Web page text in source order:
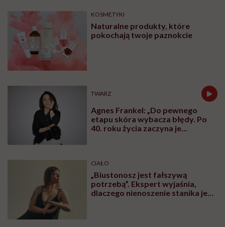
KOSMETYKI
Naturalne produkty, które
pokochają twoje paznokcie
TWARZ
Agnes Frankel: „Do pewnego
etapu skóra wybacza błędy. Po
40. roku życia zaczyna je
CIAŁO
„Biustonosz jest fałszywą
potrzebą”. Ekspert wyjaśnia,
dlaczego nienoszenie stanika jest